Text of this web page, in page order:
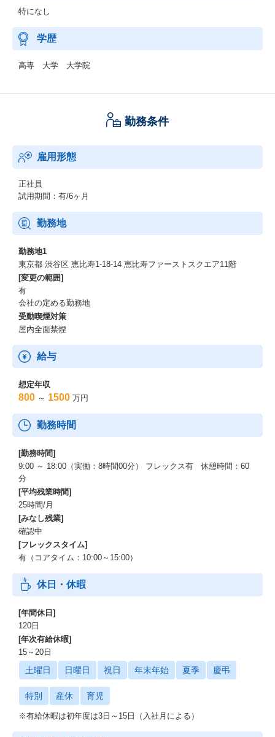
特になし
学歴
高専 大学 大学院
勤務条件
雇用形態
正社員
試用期間：有/6ヶ月
勤務地
勤務地1
東京都 渋谷区 恵⽐寿1-18-14 恵⽐寿ファーストスクエア11階
[変更の範囲]
有
会社の定める勤務地
受動喫煙対策
屋内全面禁煙
給与
想定年収
800 ～ 1500 万円
勤務時間
[勤務時間]
9:00 ～ 18:00（実働：8時間00分） フレックス有 休憩時間：60
分
[平均残業時間]
25時間/月
[みなし残業]
確認中
[フレックスタイム]
有（コアタイム：10:00～15:00）
休日・休暇
[年間休日]
120日
[年次有給休暇]
15～20日
土曜日 日曜日 祝日 年末年始 夏季 慶弔
特別 産休 育児
※有給休暇は初年度は3日～15日（入社月による）